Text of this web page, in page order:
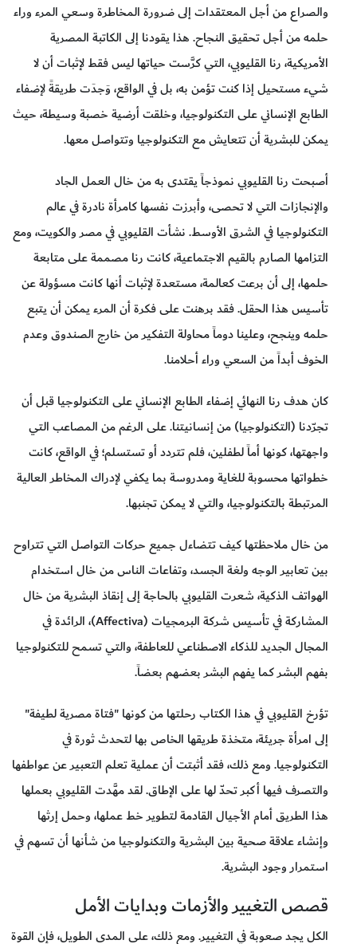
والصراع من أجل المعتقدات إلى ضرورة المخاطرة وسعي المرء وراء
حلمه من أجل تحقيق النجاح. هذا يقودنا إلى الكاتبة المصرية
الأمريكية، رنا القليوبي، التي كرَّست حياتها ليس فقط لإثبات أن لا
شيء مستحيل إذا كنت تؤمن به، بل في الواقع، وَجدَت طريقةً لإضفاء
الطابع الإنساني على التكنولوجيا، وخلقت أرضية خصبة وسيطة، حيث
يمكن للبشرية أن تتعايش مع التكنولوجيا وتتواصل معها.
أصبحت رنا القليوبي نموذجاً يقتدى به من خال العمل الجاد
والإنجازات التي لا تحصى، وأبرزت نفسها كامرأة نادرة في عالم
التكنولوجيا في الشرق الأوسط. نشأت القليوبي في مصر والكويت، ومع
التزامها الصارم بالقيم الاجتماعية، كانت رنا مصممة على متابعة
حلمها، إلى أن برعت كعالمة، مستعدة لإثبات أنها كانت مسؤولة عن
تأسيس هذا الحقل. فقد برهنت على فكرة أن المرء يمكن أن يتبع
حلمه وينجح، وعلينا دوماً محاولة التفكير من خارج الصندوق وعدم
الخوف أبداً من السعي وراء أحلامنا.
كان هدف رنا النهائي إضفاء الطابع الإنساني على التكنولوجيا قبل أن
تجرّدنا (التكنولوجيا) من إنسانيتنا. على الرغم من المصاعب التي
واجهتها، كونها أماً لطفلين، فلم تتردد أو تستسلم؛ في الواقع، كانت
خطواتها محسوبة للغاية ومدروسة بما يكفي لإدراك المخاطر العالية
المرتبطة بالتكنولوجيا، والتي لا يمكن تجنبها.
من خال ملاحظتها كيف تتضاءل جميع حركات التواصل التي تتراوح
بين تعابير الوجه ولغة الجسد، وتفاعات الناس من خال استخدام
الهواتف الذكية، شعرت القليوبي بالحاجة إلى إنقاذ البشرية من خال
المشاركة في تأسيس شركة البرمجيات (Affectiva)، الرائدة في
المجال الجديد للذكاء الاصطناعي للعاطفة، والتي تسمح للتكنولوجيا
بفهم البشر كما يفهم البشر بعضهم بعضاً.
تؤرخ القليوبي في هذا الكتاب رحلتها من كونها "فتاة مصرية لطيفة"
إلى امرأة جريئة، متخذة طريقها الخاص بها لتحدث ثورة في
التكنولوجيا. ومع ذلك، فقد أثبتت أن عملية تعلم التعبير عن عواطفها
والتصرف فيها أكبر تحدّ لها على الإطاق. لقد مهَّدت القليوبي بعملها
هذا الطريق أمام الأجيال القادمة لتطوير خط عملها، وحمل إرثها
وإنشاء علاقة صحية بين البشرية والتكنولوجيا من شأنها أن تسهم في
استمرار وجود البشرية.
قصص التغيير والأزمات وبدايات الأمل
الكل يجد صعوبة في التغيير. ومع ذلك، على المدى الطويل، فإن القوة